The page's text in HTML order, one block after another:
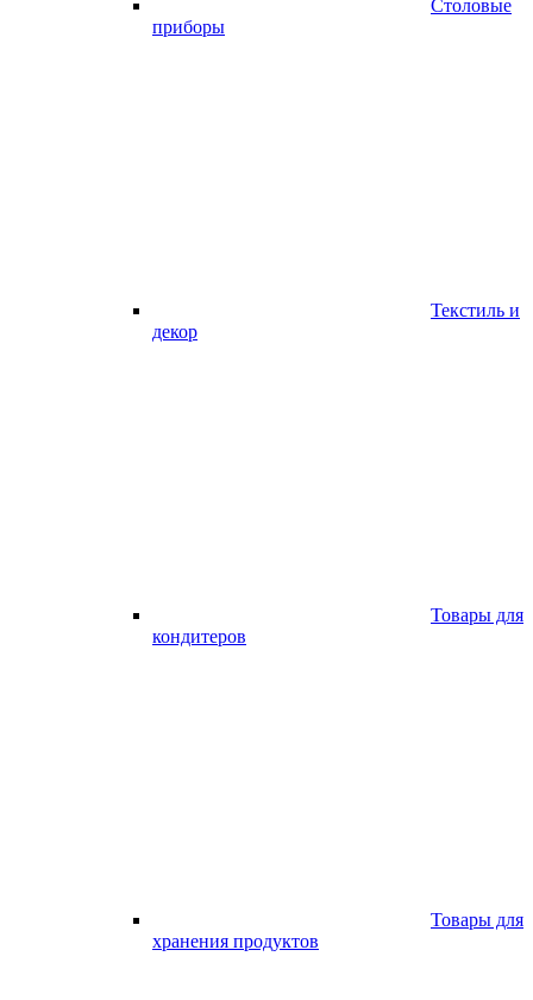
Столовые
приборы
Текстиль и
декор
Товары для
кондитеров
Товары для
хранения продуктов